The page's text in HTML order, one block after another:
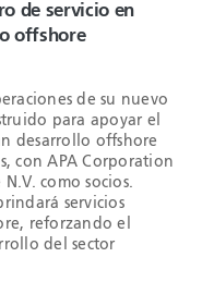
de servicio en
offshore
de su nuevo
para apoyar el
desarrollo offshore
con APA Corporation
como socios.
servicios
reforzando el
del sector